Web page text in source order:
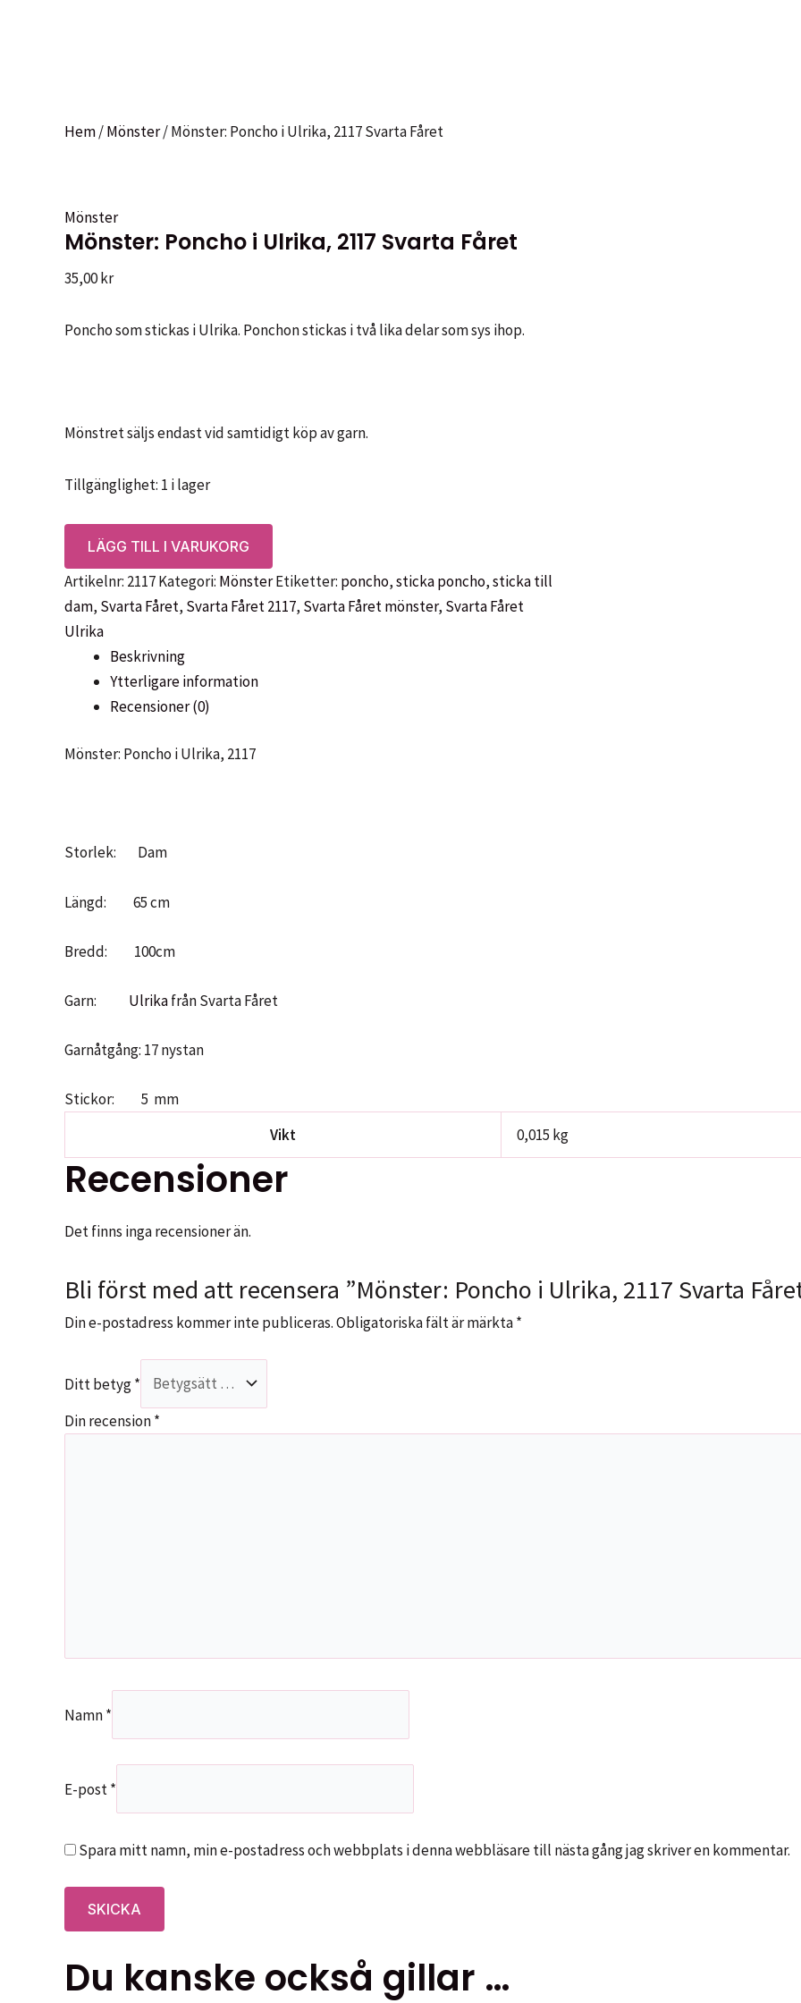
Hem/Mönster/ Mönster: Poncho i Ulrika, 2117 Svarta Fåret
Mönster
Mönster: Poncho i Ulrika, 2117 Svarta Fåret
35,00kr
Poncho som stickas i Ulrika. Ponchon stickas i två lika delar som sys ihop.
Mönstret säljs endast vid samtidigt köp av garn.
Tillgänglighet: 1 i lager
Mönster:
i
Ulrika,
2117
Svarta
Fåret
mängd
LÄGG TILL I VARUKORG
Artikelnr: 2117Kategori: MönsterEtiketter: poncho,sticka poncho,sticka till
dam, Svarta Fåret, Svarta Fåret 2117, Svarta Fåret mönster, Svarta Fåret
Ulrika
Beskrivning
Ytterligare information
Recensioner (0)
Mönster: Poncho i Ulrika, 2117
Storlek: Dam
Längd: 65 cm
Bredd: 100cm
Garn: Ulrikafrån Svarta Fåret
Garnåtgång: 17 nystan
Stickor: 5 mm
Vikt
0,015 kg
Recensioner
Det finns inga recensioner än.
Bli först med att recensera ”Mönster: Poncho i Ulrika, 2117 Svarta
Din e-postadress kommer inte publiceras.Obligatoriska fält är märkta*
Ditt betyg*
Din recension*
Namn*
E-post *
Spara mitt namn, min e-postadress och webbplats i denna webbläsare till nästa gång jag skriver en kommentar.
Du kanske också gillar …